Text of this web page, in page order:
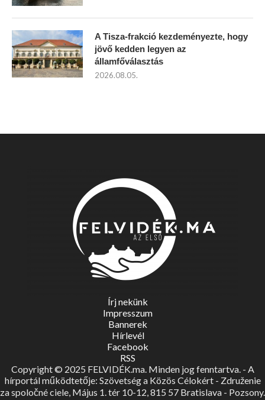
A Tisza-frakció kezdeményezte, hogy
jövő kedden legyen az
államfőválasztás
2026.08.05.
Írj nekünk
Impresszum
Bannerek
Hírlevél
Facebook
RSS
Copyright © 2025 FELVIDÉK.ma. Minden jog fenntartva. - A
hírportál működtetője: Szövetség a Közös Célokért - Združenie
za spoločné ciele, Május 1. tér 10-12, 815 57 Bratislava - Pozsony.